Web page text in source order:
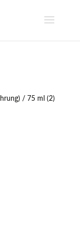
/ 75 ml (2)